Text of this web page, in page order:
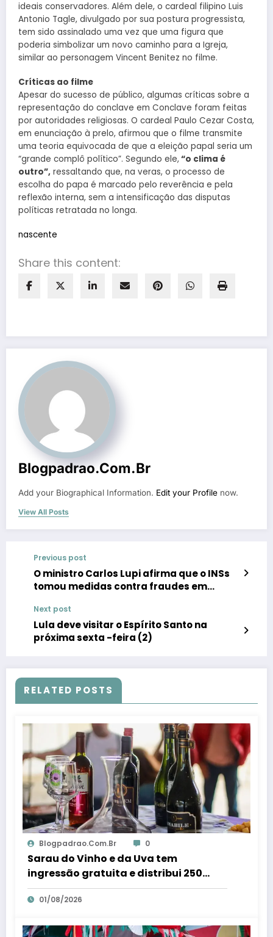
ideais conservadores. Além dele, o cardeal filipino Luis
Antonio Tagle, divulgado por sua postura progressista,
tem sido assinalado uma vez que uma figura que
poderia simbolizar um novo caminho para a Igreja,
similar ao personagem Vincent Benitez no filme.
Críticas ao filme
Apesar do sucesso de público, algumas críticas sobre a
representação do conclave em Conclave foram feitas
por autoridades religiosas. O cardeal Paulo Cezar Costa,
em enunciação à prelo, afirmou que o filme transmite
uma teoria equivocada de que a eleição papal seria um
“grande complô político”. Segundo ele,“o clima é
outro”, ressaltando que, na veras, o processo de
escolha do papa é marcado pelo reverência e pela
reflexão interna, sem a intensificação das disputas
políticas retratada no longa.
nascente
Share this content:
Blogpadrao.com.br
Add your Biographical Information. Edit your Profile now.
View All Posts
Previous post
O ministro Carlos Lupi afirma que o INSs
tomou medidas contra fraudes em
Next post
Lula deve visitar o Espírito Santo na
próxima sexta -feira (2)
RELATED POSTS
Blogpadrao.com.br 0
Sarau do Vinho e da Uva tem
ingressão gratuita e distribui 250
litros de suco em Santa Teresa – Em
Dia ES
01/08/2026